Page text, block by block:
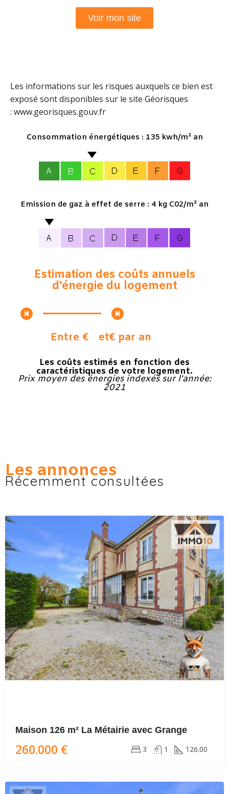
Voir mon site
Les informations sur les risques auxquels ce bien est
exposé sont disponibles sur le site Géorisques
: www.georisques.gouv.fr
Consommation énergétiques : 135 kwh/m² an
Emission de gaz à effet de serre : 4 kg C02/m² an
Estimation des coûts annuels
d'énergie du logement
Entre € et€ par an
Les coûts estimés en fonction des
caractéristiques de votre logement.
Prix moyen des énergies indexés sur l'année:
2021
Les annonces
Récemment consultées
Maison 126 m² La Métairie avec Grange
260.000 € 3 1 126.00